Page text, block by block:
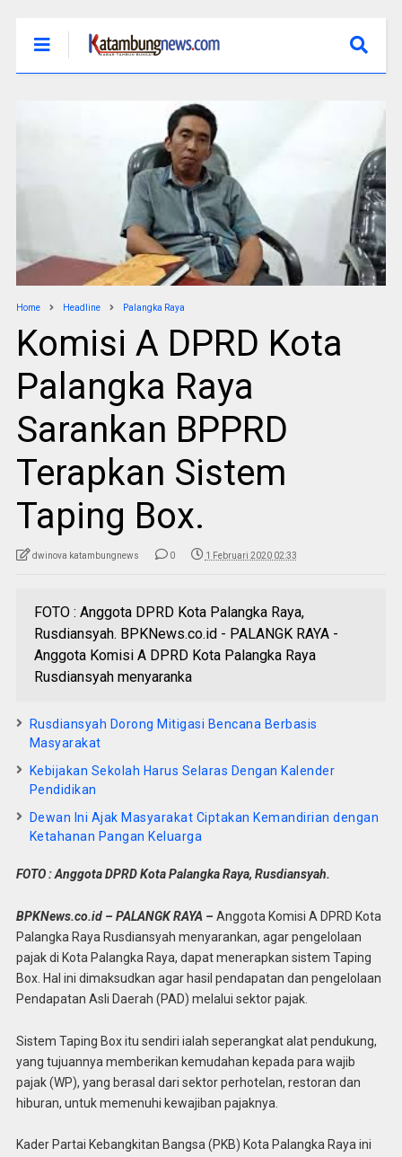
Home Headline Palangka Raya
Komisi A DPRD Kota
Palangka Raya
Sarankan BPPRD
Terapkan Sistem
Taping Box.
dwinova katambungnews 0 1 Februari 2020 02:33
FOTO : Anggota DPRD Kota Palangka Raya,
Rusdiansyah. BPKNews.co.id - PALANGK RAYA -
Anggota Komisi A DPRD Kota Palangka Raya
Rusdiansyah menyaranka
Rusdiansyah Dorong Mitigasi Bencana Berbasis
Masyarakat
Kebijakan Sekolah Harus Selaras Dengan Kalender
Pendidikan
Dewan Ini Ajak Masyarakat Ciptakan Kemandirian dengan
Ketahanan Pangan Keluarga
FOTO : Anggota DPRD Kota Palangka Raya, Rusdiansyah.
BPKNews.co.id – PALANGK RAYA – Anggota Komisi A DPRD Kota
Palangka Raya Rusdiansyah menyarankan, agar pengelolaan
pajak di Kota Palangka Raya, dapat menerapkan sistem Taping
Box. Hal ini dimaksudkan agar hasil pendapatan dan pengelolaan
Pendapatan Asli Daerah (PAD) melalui sektor pajak.
Sistem Taping Box itu sendiri ialah seperangkat alat pendukung,
yang tujuannya memberikan kemudahan kepada para wajib
pajak (WP), yang berasal dari sektor perhotelan, restoran dan
hiburan, untuk memenuhi kewajiban pajaknya.
Kader Partai Kebangkitan Bangsa (PKB) Kota Palangka Raya ini